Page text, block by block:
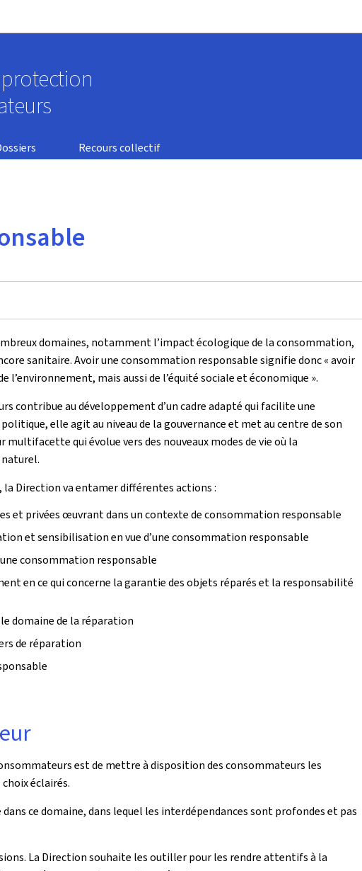
Recours collectif
domaines, notamment l’impact écologique de la consommation,
sanitaire. Avoir une consommation responsable signifie donc « avoir
mais aussi de l’équité sociale et économique ».
contribue au développement d’un cadre adapté qui facilite une
elle agit au niveau de la gouvernance et met au centre de son
qui évolue vers des nouveaux modes de vie où la
Direction va entamer différentes actions :
et privées œuvrant dans un contexte de consommation responsable
et sensibilisation en vue d’une consommation responsable
consommation responsable
en ce qui concerne la garantie des objets réparés et la responsabilité
domaine de la réparation
de réparation
est de mettre à disposition des consommateurs les
éclairés.
ce domaine, dans lequel les interdépendances sont profondes et pas
La Direction souhaite les outiller pour les rendre attentifs à la